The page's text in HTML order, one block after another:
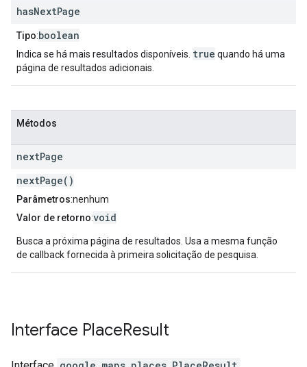
hasNextPage
Tipo:boolean
Indica se há mais resultados disponíveis. true quando há uma
página de resultados adicionais.
Métodos
nextPage
nextPage()
Parâmetros:nenhum
Valor de retorno:void
Busca a próxima página de resultados. Usa a mesma função
de callback fornecida à primeira solicitação de pesquisa.
Interface PlaceResult